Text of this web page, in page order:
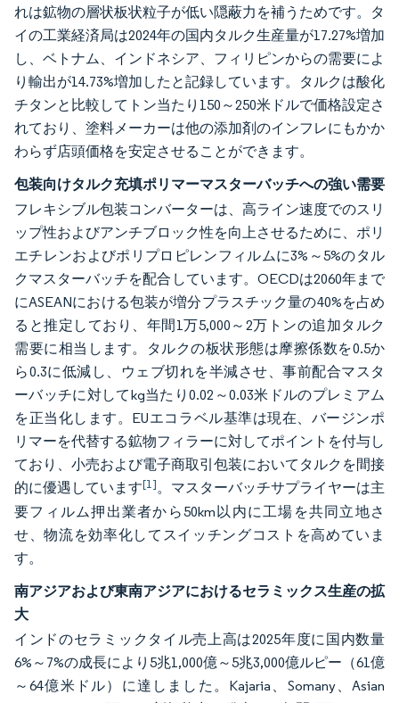
れは鉱物の層状板状粒子が低い隠蔽力を補うためです。タ
イの工業経済局は2024年の国内タルク生産量が17.27%増加
し、ベトナム、インドネシア、フィリピンからの需要によ
り輸出が14.73%増加したと記録しています。タルクは酸化
チタンと比較してトン当たり150～250米ドルで価格設定さ
れており、塗料メーカーは他の添加剤のインフレにもかか
わらず店頭価格を安定させることができます。
包装向けタルク充填ポリマーマスターバッチへの強い需要
フレキシブル包装コンバーターは、高ライン速度でのスリ
ップ性およびアンチブロック性を向上させるために、ポリ
エチレンおよびポリプロピレンフィルムに3%～5%のタル
クマスターバッチを配合しています。OECDは2060年まで
にASEANにおける包装が増分プラスチック量の40%を占め
ると推定しており、年間1万5,000～2万トンの追加タルク
需要に相当します。タルクの板状形態は摩擦係数を0.5か
ら0.3に低減し、ウェブ切れを半減させ、事前配合マスタ
ーバッチに対してkg当たり0.02～0.03米ドルのプレミアム
を正当化します。EUエコラベル基準は現在、バージンポ
リマーを代替する鉱物フィラーに対してポイントを付与し
ており、小売および電子商取引包装においてタルクを間接
的に優遇しています[1]。マスターバッチサプライヤーは主
要フィルム押出業者から50km以内に工場を共同立地さ
せ、物流を効率化してスイッチングコストを高めていま
す。
南アジアおよび東南アジアにおけるセラミックス生産の拡
大
インドのセラミックタイル売上高は2025年度に国内数量
6%～7%の成長により5兆1,000億～5兆3,000億ルピー（61億
～64億米ドル）に達しました。Kajaria、Somany、Asian